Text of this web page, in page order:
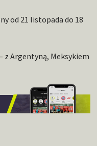
od 21 listopada do 18
z Argentyną, Meksykiem